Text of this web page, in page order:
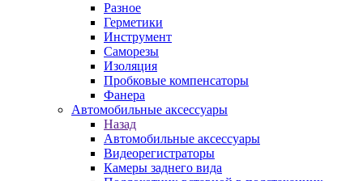
Разное
Герметики
Инструмент
Саморезы
Изоляция
Пробковые компенсаторы
Фанера
Автомобильные аксессуары
Назад
Автомобильные аксессуары
Видеорегистраторы
Камеры заднего вида